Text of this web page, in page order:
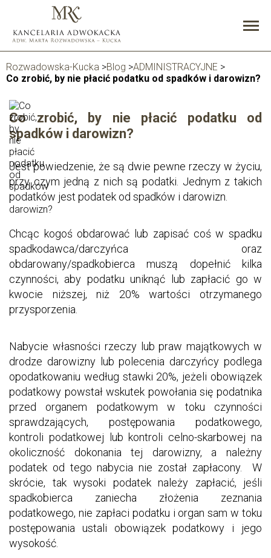
Rozwadowska-Kucka >Blog >ADMINISTRACYJNE >
Co zrobić, by nie płacić podatku od spadków i darowizn?
Co zrobić, by nie płacić podatku od
spadków i darowizn?
Jest powiedzenie, że są dwie pewne rzeczy w życiu,
przy czym jedną z nich są podatki. Jednym z takich
podatków jest podatek od spadków i darowizn.
Chcąc kogoś obdarować lub zapisać coś w spadku
spadkodawca/darczyńca oraz
obdarowany/spadkobierca muszą dopełnić kilka
czynności, aby podatku uniknąć lub zapłacić go w
kwocie niższej, niż 20% wartości otrzymanego
przysporzenia.
Nabycie własności rzeczy lub praw majątkowych w
drodze darowizny lub polecenia darczyńcy podlega
opodatkowaniu według stawki 20%, jeżeli obowiązek
podatkowy powstał wskutek powołania się podatnika
przed organem podatkowym w toku czynności
sprawdzających, postępowania podatkowego,
kontroli podatkowej lub kontroli celno-skarbowej na
okoliczność dokonania tej darowizny, a należny
podatek od tego nabycia nie został zapłacony. W
skrócie, tak wysoki podatek należy zapłacić, jeśli
spadkobierca zaniecha złożenia zeznania
podatkowego, nie zapłaci podatku i organ sam w toku
postępowania ustali obowiązek podatkowy i jego
wysokość.